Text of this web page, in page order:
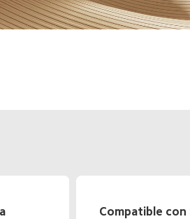
Compatible